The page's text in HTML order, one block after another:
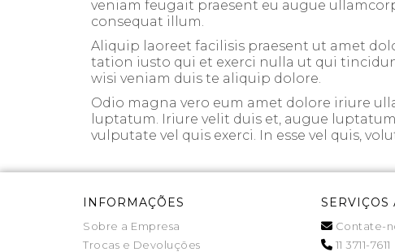
veniam feugait praesent eu augue
consequat illum.
Aliquip laoreet facilisis praesent ut amet
tation iusto qui et exerci nulla ut qui
wisi veniam duis te aliquip dolore.
Odio magna vero eum amet dolore iriure
luptatum. Iriure velit duis et, augue
vulputate vel quis exerci. In esse vel quis,
INFORMAÇÕES
Sobre a Empresa
Trocas e Devoluções
SERVIÇOS
Contate-
11 3711-7611